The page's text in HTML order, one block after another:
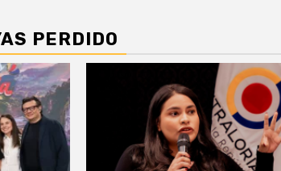
PERDIDO